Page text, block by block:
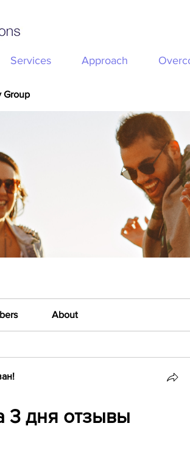
Services Approach
Group
About
3 дня отзывы